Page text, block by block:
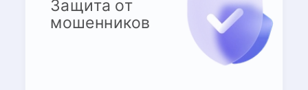
Защита от
мошенников